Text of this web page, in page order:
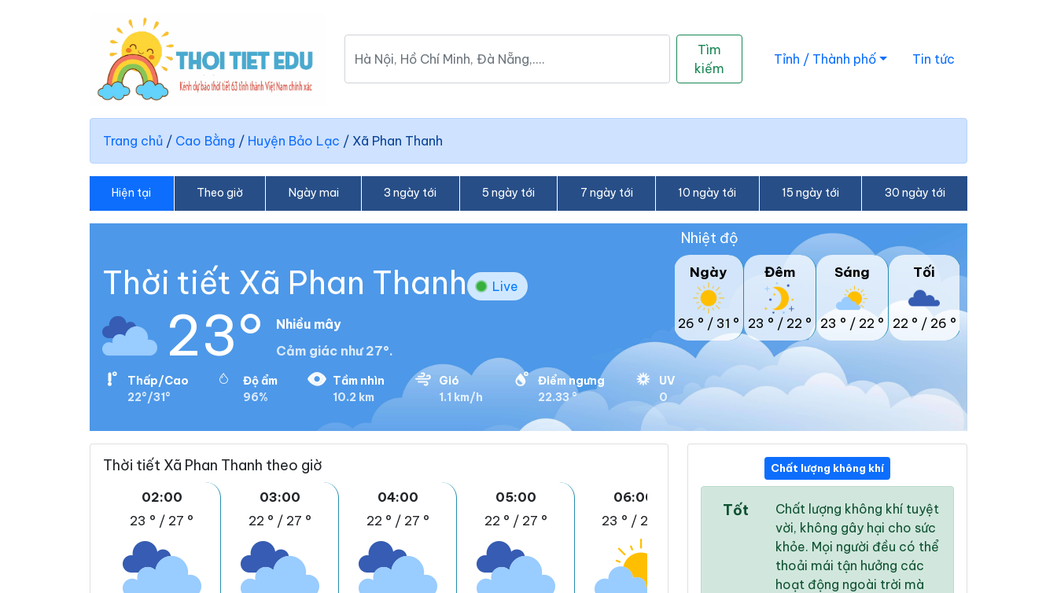
Tìm
kiếm
Tỉnh / Thành phố Tin tức
Trang chủ / Cao Bằng / Huyện Bảo Lạc / Xã Phan Thanh
Hiện tại Theo giờ Ngày mai 3 ngày tới 5 ngày tới 7 ngày tới 10 ngày tới 15 ngày tới 30 ngày tới
Thời tiết Xã Phan Thanh Live
23°
Nhiều mây
Cảm giác như 27°.
Thấp/Cao
22°/31°
Độ ẩm
96%
Tầm nhìn
10.2 km
Gió
1.1 km/h
Điểm ngưng
22.33 °
UV
0
Nhiệt độ
Ngày
26 ° / 31 °
Đêm
23 ° / 22 °
Sáng
23 ° / 22 °
Tối
22 ° / 26 °
Thời tiết Xã Phan Thanh theo giờ
02:00
23 ° / 27 °
03:00
22 ° / 27 °
04:00
22 ° / 27 °
05:00
22 ° / 27 °
06:00
23 ° / 27 °
24 °/
25 °
/ 30 °
Chất lượng không khí
Tốt
Chất lượng không khí tuyệt
vời, không gây hại cho sức
khỏe. Mọi người đều có thể
thoải mái tận hưởng các
hoạt động ngoài trời mà